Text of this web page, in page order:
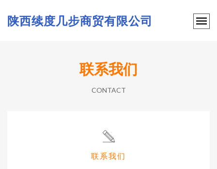
陕西续度几步商贸有限公司
联系我们
CONTACT
联系我们